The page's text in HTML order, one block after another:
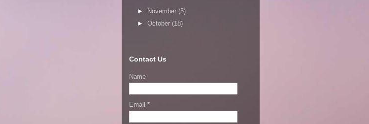
► November (5)
► October (18)
Contact Us
Name
Email *